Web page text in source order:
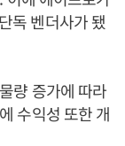
독 벤더사가 됐
량 증가에 따라
수익성 또한 개